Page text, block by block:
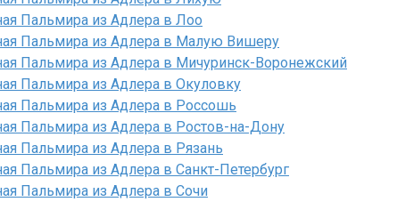
Пальмира из Адлера в Лоо
Пальмира из Адлера в Малую Вишеру
Пальмира из Адлера в Мичуринск-Воронежский
Пальмира из Адлера в Окуловку
Пальмира из Адлера в Россошь
Пальмира из Адлера в Ростов-на-Дону
Пальмира из Адлера в Рязань
Пальмира из Адлера в Санкт-Петербург
Пальмира из Адлера в Сочи